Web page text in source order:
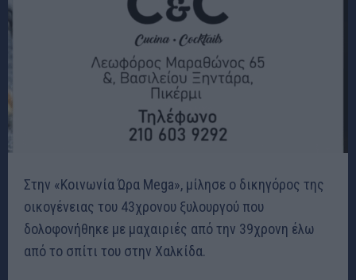
Στην «Κοινωνία Ώρα Mega», μίλησε ο δικηγόρος της
οικογένειας του 43χρονου ξυλουργού που
δολοφονήθηκε με μαχαιριές από την 39χρονη έλω
από το σπίτι του στην Χαλκίδα.